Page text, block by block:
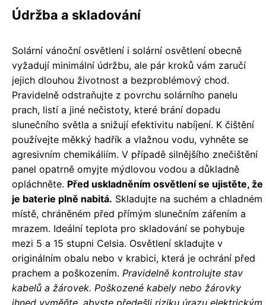
Údržba a skladování
Solární vánoční osvětlení i solární osvětlení obecně
vyžadují minimální údržbu, ale pár kroků vám zaručí
jejich dlouhou životnost a bezproblémový chod.
Pravidelně odstraňujte z povrchu solárního panelu
prach, listí a jiné nečistoty, které brání dopadu
slunečního světla a snižují efektivitu nabíjení. K čištění
používejte měkký hadřík a vlažnou vodu, vyhněte se
agresivním chemikáliím. V případě silnějšího znečištění
panel opatrně omyjte mýdlovou vodou a důkladně
opláchněte. Před uskladněním osvětlení se ujistěte, že
je baterie plně nabitá. Skladujte na suchém a chladném
místě, chráněném před přímým slunečním zářením a
mrazem. Ideální teplota pro skladování se pohybuje
mezi 5 a 15 stupni Celsia. Osvětlení skladujte v
originálním obalu nebo v krabici, která je ochrání před
prachem a poškozením. Pravidelně kontrolujte stav
kabelů a žárovek. Poškozené kabely nebo žárovky